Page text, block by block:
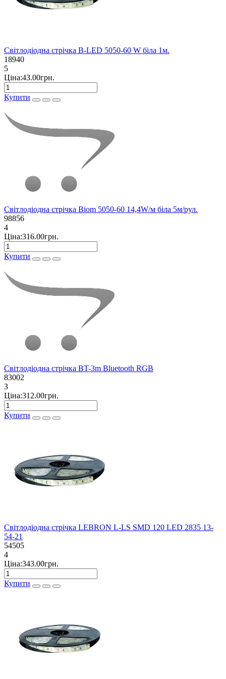
Світлодіодна стрічка B-LED 5050-60 W біла 1м.
18940
5
Ціна:43.00грн.
Купити
Світлодіодна стрічка Biom 5050-60 14,4W/м біла 5м/рул.
98856
4
Ціна:316.00грн.
Купити
Світлодіодна стрічка BT-3m Bluetooth RGB
83002
3
Ціна:312.00грн.
Купити
Світлодіодна стрічка LEBRON L-LS SMD 120 LED 2835 13-
54-21
54505
4
Ціна:343.00грн.
Купити